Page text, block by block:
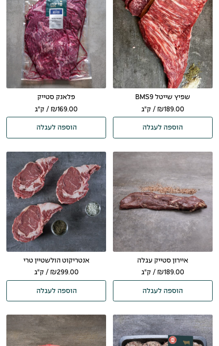
שפיץ שייטל BMS9
₪189.00 / ק"ג
הוספה לעגלה
פלאנק סטייק
₪169.00 / ק"ג
הוספה לעגלה
איירון סטייק עגלה
₪189.00 / ק"ג
הוספה לעגלה
אנטריקוט הולשטיין טרי
₪299.00 / ק"ג
הוספה לעגלה